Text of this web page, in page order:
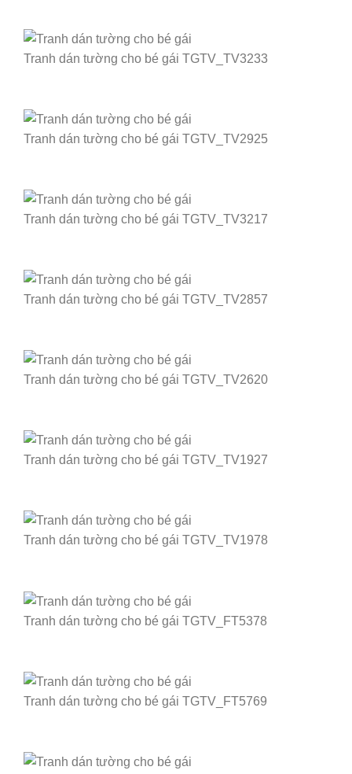
Tranh dán tường cho bé gái TGTV_TV3233
Tranh dán tường cho bé gái TGTV_TV2925
Tranh dán tường cho bé gái TGTV_TV3217
Tranh dán tường cho bé gái TGTV_TV2857
Tranh dán tường cho bé gái TGTV_TV2620
Tranh dán tường cho bé gái TGTV_TV1927
Tranh dán tường cho bé gái TGTV_TV1978
Tranh dán tường cho bé gái TGTV_FT5378
Tranh dán tường cho bé gái TGTV_FT5769